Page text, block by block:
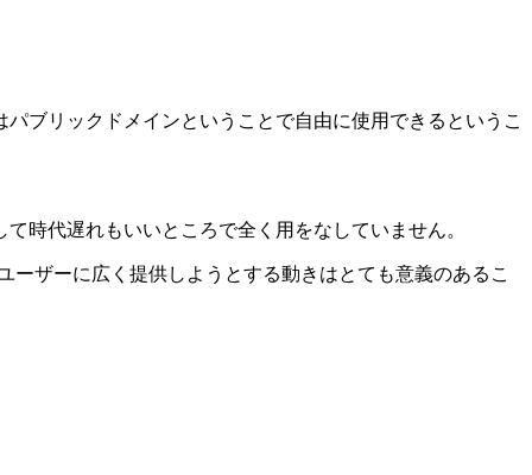
ブリックドメインということで自由に使用できるというこ
時代遅れもいいところで全く用をなしていません。
ザーに広く提供しようとする動きはとても意義のあるこ